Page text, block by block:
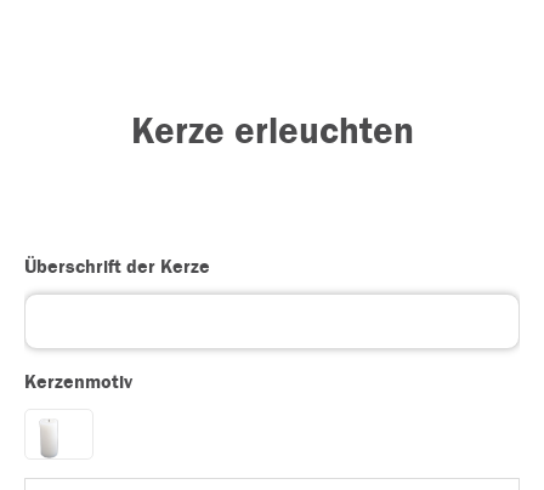
Kerze erleuchten
Überschrift der Kerze
Kerzenmotiv